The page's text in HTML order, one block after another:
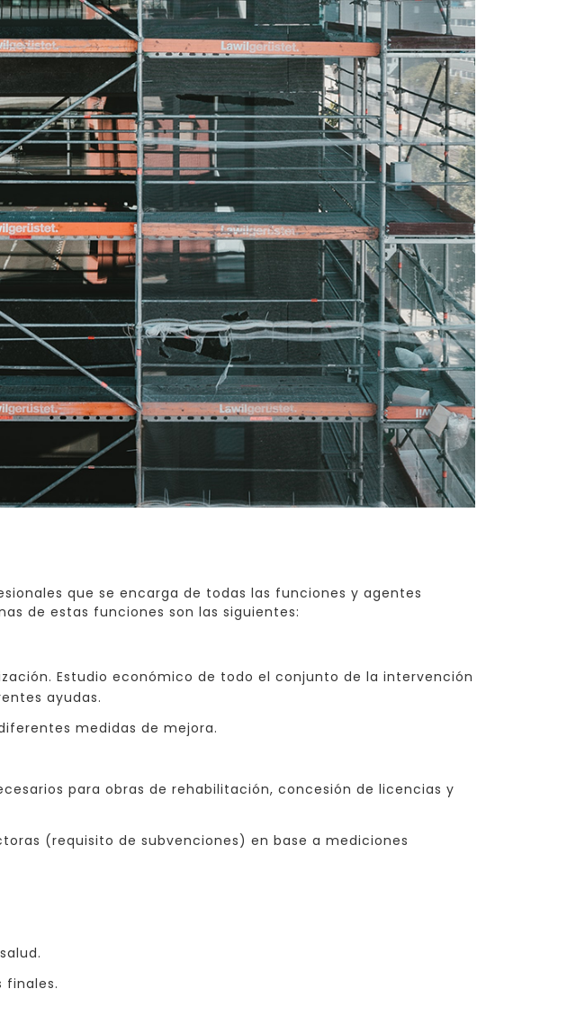
que se encarga de todas las funciones y agentes
de estas funciones son las siguientes:
Estudio económico de todo el conjunto de la intervención
ayudas.
medidas de mejora.
para obras de rehabilitación, concesión de licencias y
(requisito de subvenciones) en base a mediciones
finales.